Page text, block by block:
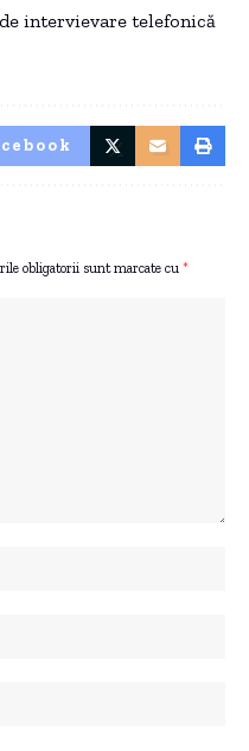
intervievare telefonică
obligatorii sunt marcate cu *